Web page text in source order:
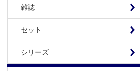
雑誌
セット
シリーズ